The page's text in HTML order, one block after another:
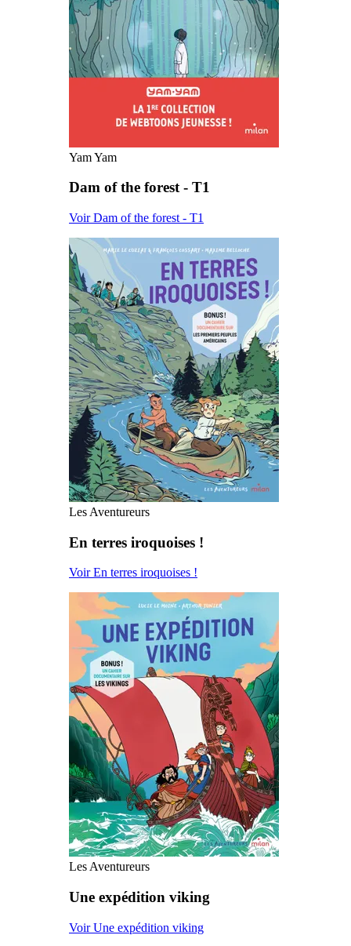
Yam Yam
Dam of the forest - T1
Voir Dam of the forest - T1
Les Aventureurs
En terres iroquoises !
Voir En terres iroquoises !
Les Aventureurs
Une expédition viking
Voir Une expédition viking